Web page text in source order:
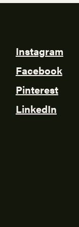
Instagram
Facebook
Pinterest
LinkedIn